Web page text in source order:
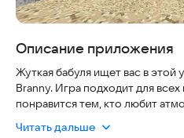
Описание приложения
Жуткая бабуля ищет вас в этой
Branny. Игра подходит для
понравится тем, кто любит
вы можете наслаждаться ею в
Читать дальше